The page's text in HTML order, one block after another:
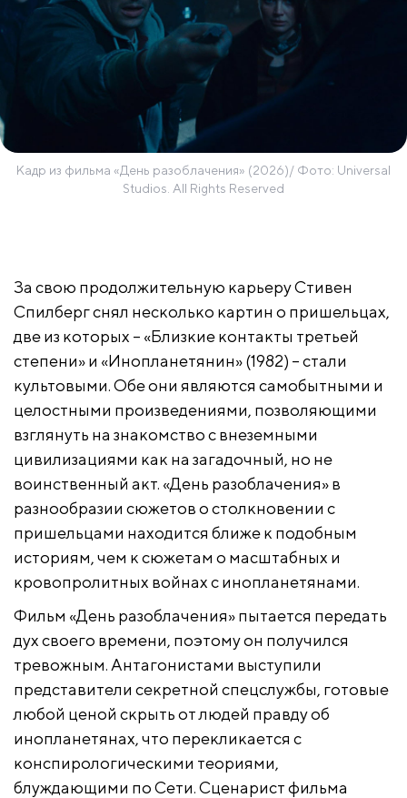
Кадр из фильма «День разоблачения» (2026)/ Фото: Universal
Studios. All Rights Reserved
За свою продолжительную карьеру Стивен
Спилберг снял несколько картин о пришельцах,
две из которых – «Близкие контакты третьей
степени» и «Инопланетянин» (1982) – стали
культовыми. Обе они являются самобытными и
целостными произведениями, позволяющими
взглянуть на знакомство с внеземными
цивилизациями как на загадочный, но не
воинственный акт. «День разоблачения» в
разнообразии сюжетов о столкновении с
пришельцами находится ближе к подобным
историям, чем к сюжетам о масштабных и
кровопролитных войнах с инопланетянами.
Фильм «День разоблачения» пытается передать
дух своего времени, поэтому он получился
тревожным. Антагонистами выступили
представители секретной спецслужбы, готовые
любой ценой скрыть от людей правду об
инопланетянах, что перекликается с
конспирологическими теориями,
блуждающими по Сети. Сценарист фильма